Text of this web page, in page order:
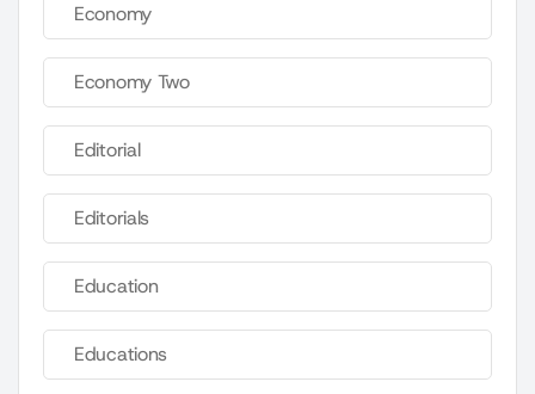
Economy
Economy Two
Editorial
Editorials
Education
Educations